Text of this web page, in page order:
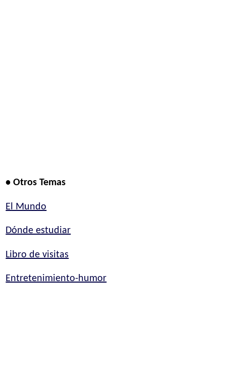
• Otros Temas
El Mundo
Dónde estudiar
Libro de visitas
Entretenimiento-humor